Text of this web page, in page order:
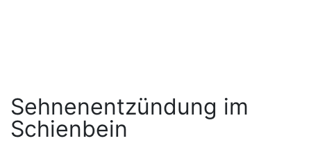
Sehnenentzündung im
Schienbein